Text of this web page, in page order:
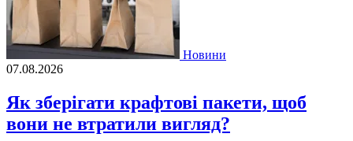
Новини
07.08.2026
Як зберігати крафтові пакети, щоб
вони не втратили вигляд?